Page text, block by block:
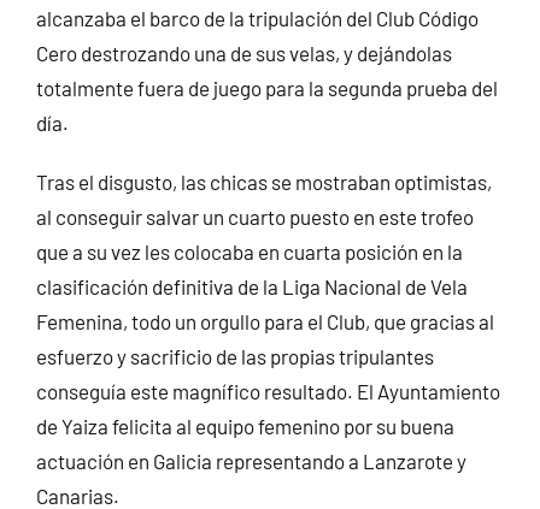
alcanzaba el barco de la tripulación del Club Código
Cero destrozando una de sus velas, y dejándolas
totalmente fuera de juego para la segunda prueba del
día.
Tras el disgusto, las chicas se mostraban optimistas,
al conseguir salvar un cuarto puesto en este trofeo
que a su vez les colocaba en cuarta posición en la
clasificación definitiva de la Liga Nacional de Vela
Femenina, todo un orgullo para el Club, que gracias al
esfuerzo y sacrificio de las propias tripulantes
conseguía este magnífico resultado. El Ayuntamiento
de Yaiza felicita al equipo femenino por su buena
actuación en Galicia representando a Lanzarote y
Canarias.